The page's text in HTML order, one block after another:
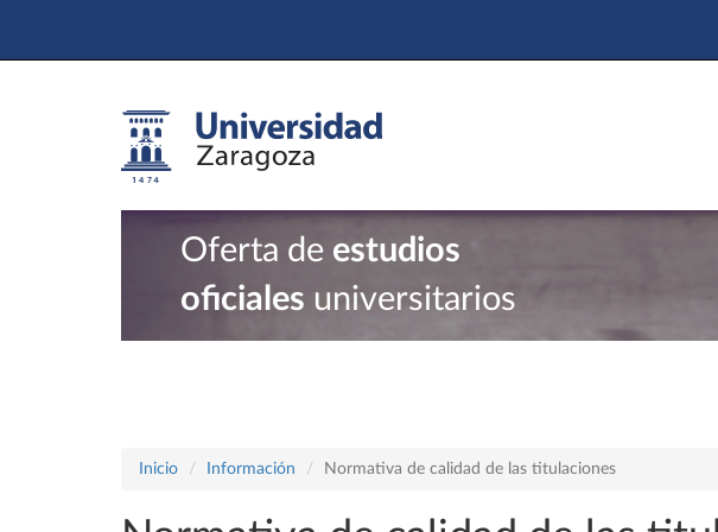
Oferta de estudios
oficiales universitarios
Inicio Información Normativa de calidad de las titulaciones